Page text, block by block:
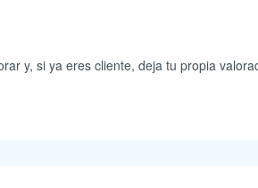
y, si ya eres cliente, deja tu propia